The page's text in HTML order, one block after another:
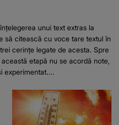
unui text extras la
să citească cu voce tare textul în
cerințe legate de acesta. Spre
etapă nu se acordă note,
experimentat....